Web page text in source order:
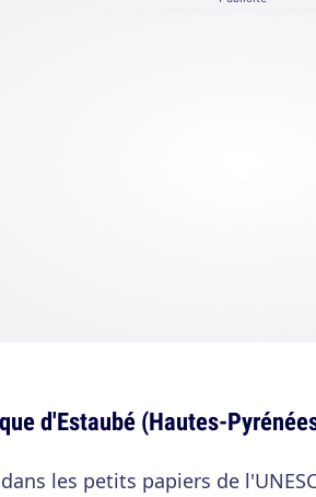
d'Estaubé (Hautes-
les petits papiers de